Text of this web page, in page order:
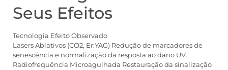
Seus Efeitos
Tecnologia Efeito Observado
Lasers Ablativos (CO2, Er:YAG) Redução de marcadores de
senescência e normalização da resposta ao dano UV.
Radiofrequência Microagulhada Restauração da sinalização